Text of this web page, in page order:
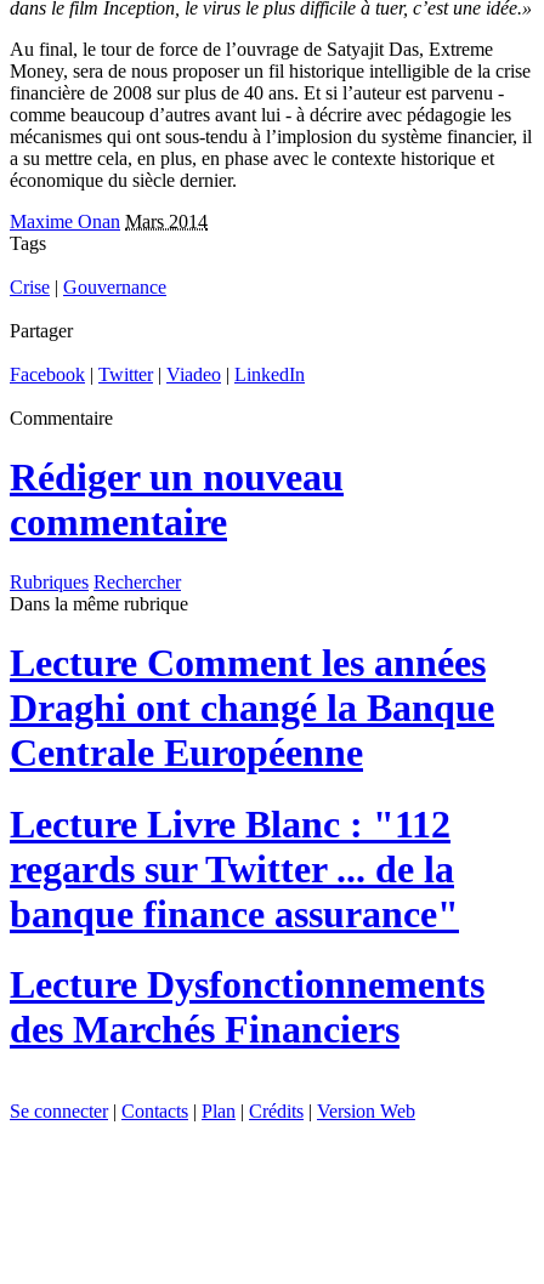
dans le film Inception, le virus le plus difficile à tuer, c’est une idée.»
Au final, le tour de force de l’ouvrage de Satyajit Das, Extreme
Money, sera de nous proposer un fil historique intelligible de la crise
financière de 2008 sur plus de 40 ans. Et si l’auteur est parvenu -
comme beaucoup d’autres avant lui - à décrire avec pédagogie les
mécanismes qui ont sous-tendu à l’implosion du système financier, il
a su mettre cela, en plus, en phase avec le contexte historique et
économique du siècle dernier.
Maxime Onan Mars 2014
Tags
Crise | Gouvernance
Partager
Facebook | Twitter| Viadeo | LinkedIn
Commentaire
Rédiger un nouveau
commentaire
Rubriques Rechercher
Dans la même rubrique
Lecture Comment les années
Draghi ont changé la Banque
Centrale Européenne
Lecture Livre Blanc : "112
regards sur Twitter ... de la
banque finance assurance"
Lecture Dysfonctionnements
des Marchés Financiers
Se connecter| Contacts | Plan | Crédits | Version Web